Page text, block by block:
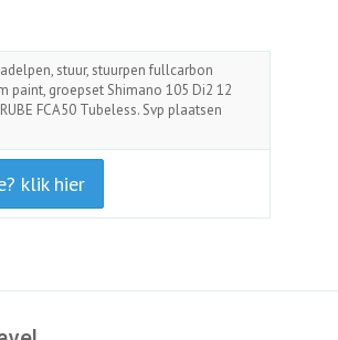
stuur, stuurpen fullcarbon
paint, groepset Shimano 105 Di2 12
FCA50 Tubeless. Svp plaatsen
klik hier